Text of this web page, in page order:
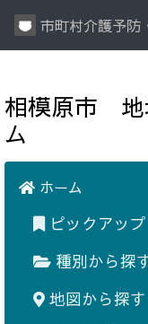
市町村介護予防
相模原市 地
ム
ホーム
ピックアップ
種別から探
地図から探す